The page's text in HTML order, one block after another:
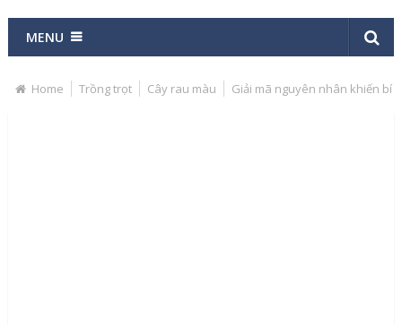
MENU
Home Trồng trọt Cây rau màu Giải mã nguyên nhân khiến bí